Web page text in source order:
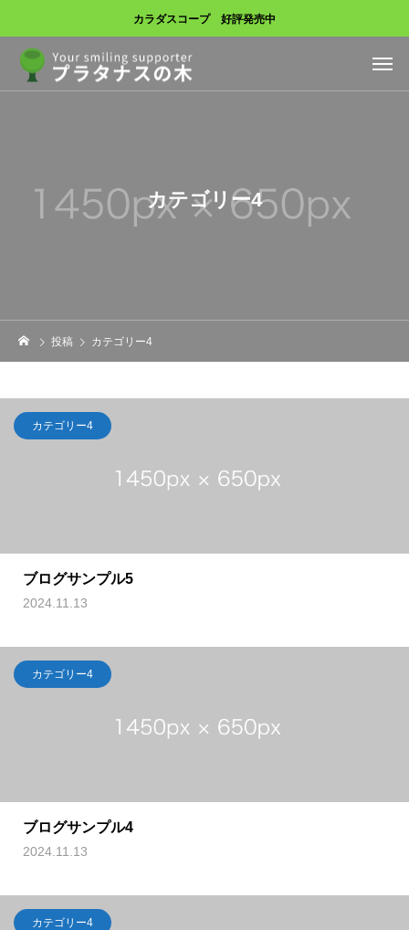
カラダスコープ 好評発売中
カテゴリー4
投稿 カテゴリー4
カテゴリー4
ブログサンプル5
2024.11.13
カテゴリー4
ブログサンプル4
2024.11.13
カテゴリー4